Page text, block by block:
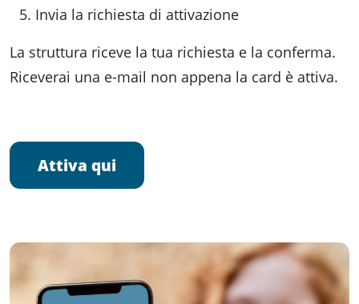
Invia la richiesta di attivazione
La struttura riceve la tua richiesta e la conferma.
Riceverai una e-mail non appena la card è attiva.
Attiva qui